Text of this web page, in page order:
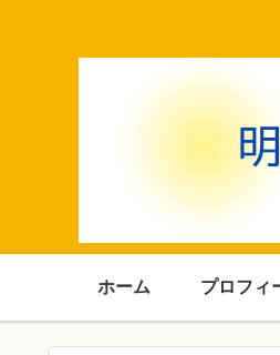
ホーム プロフィ